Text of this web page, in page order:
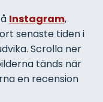
Instagram,
senaste tiden i
Scrolla ner
tänds när
en recension